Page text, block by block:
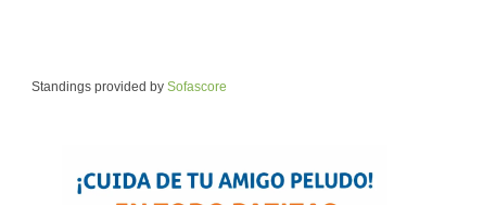
Standings provided by Sofascore